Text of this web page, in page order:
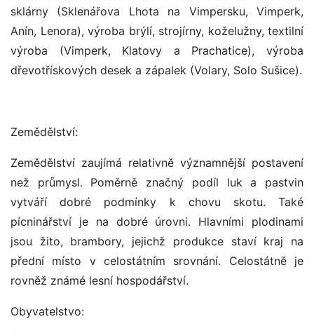
sklárny (Sklenářova Lhota na Vimpersku, Vimperk,
Anín, Lenora), výroba brýlí, strojírny, koželužny, textilní
výroba (Vimperk, Klatovy a Prachatice), výroba
dřevotřískových desek a zápalek (Volary, Solo Sušice).
Zemědělství:
Zemědělství zaujímá relativně významnější postavení
než průmysl. Poměrně značný podíl luk a pastvin
vytváří dobré podmínky k chovu skotu. Také
pícninářství je na dobré úrovni. Hlavními plodinami
jsou žito, brambory, jejichž produkce staví kraj na
přední místo v celostátním srovnání. Celostátně je
rovněž známé lesní hospodářství.
Obyvatelstvo: